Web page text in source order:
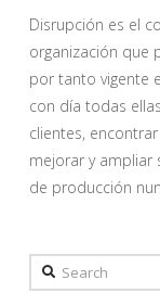
Disrupción es el
organización que
por tanto vigente
con día todas
clientes,
mejorar y ampliar
de producción
Search